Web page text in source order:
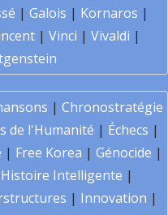
| Galois | Kornaros |
| Vinci | Vivaldi |
| Chronostratégie
de l'Humanité | Échecs |
| Free Korea | Génocide |
Histoire Intelligente |
| Innovation |